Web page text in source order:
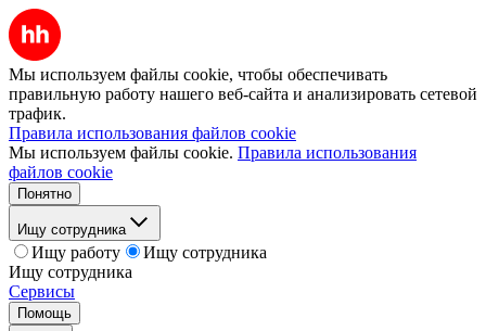
Мы используем файлы cookie, чтобы обеспечивать
правильную работу нашего веб-сайта и анализировать сетевой
трафик.
Правила использования файлов cookie
Мы используем файлы cookie. Правила использования
файлов cookie
Понятно
Ищу сотрудника
Ищу работу
Ищу сотрудника
Ищу сотрудника
Сервисы
Помощь